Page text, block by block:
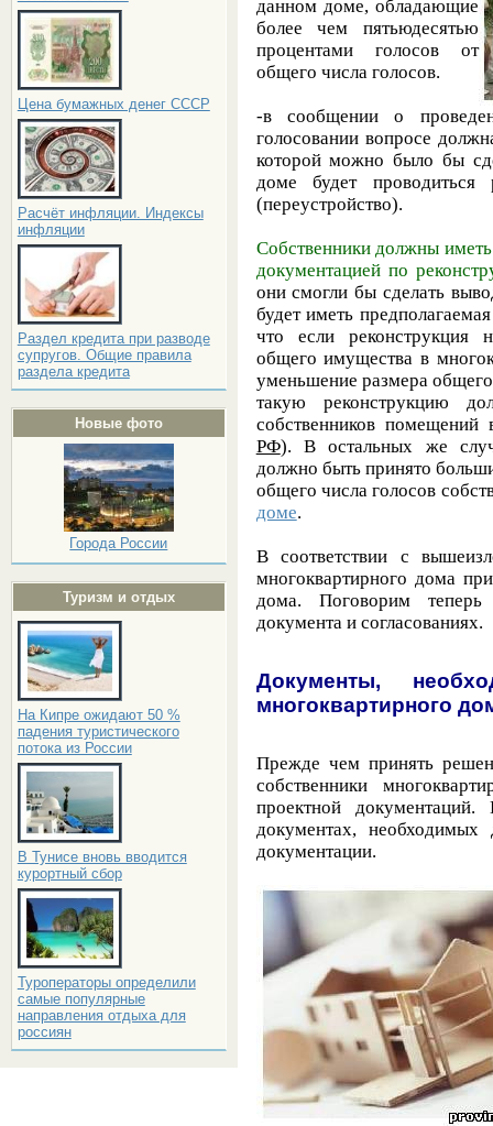
Цена бумажных денег СССР
Расчёт инфляции. Индексы
инфляции
Раздел кредита при разводе
супругов. Общие правила
раздела кредита
Новые фото
Города России
Туризм и отдых
На Кипре ожидают 50 %
падения туристического
потока из России
В Тунисе вновь вводится
курортный сбор
Туроператоры определили
самые популярные
направления отдыха для
россиян
данном доме, обладающие
более чем пятьюдесятью
процентами голосов от
общего числа голосов.
-в сообщении о
голосовании вопросе
которой можно было бы
доме будет проводиться
(переустройство).
Собственники должны
документацией по
они смогли бы сделать
будет иметь
что если реконструкция
общего имущества в
уменьшение размера
такую реконструкцию
собственников
РФ). В остальных же
должно быть принято
общего числа голосов
доме.
В соответствии с
многоквартирного дома
дома. Поговорим
документа и согласованиях.
Документы,
многоквартирного
Прежде чем принять
собственники
проектной
документах,
документации.